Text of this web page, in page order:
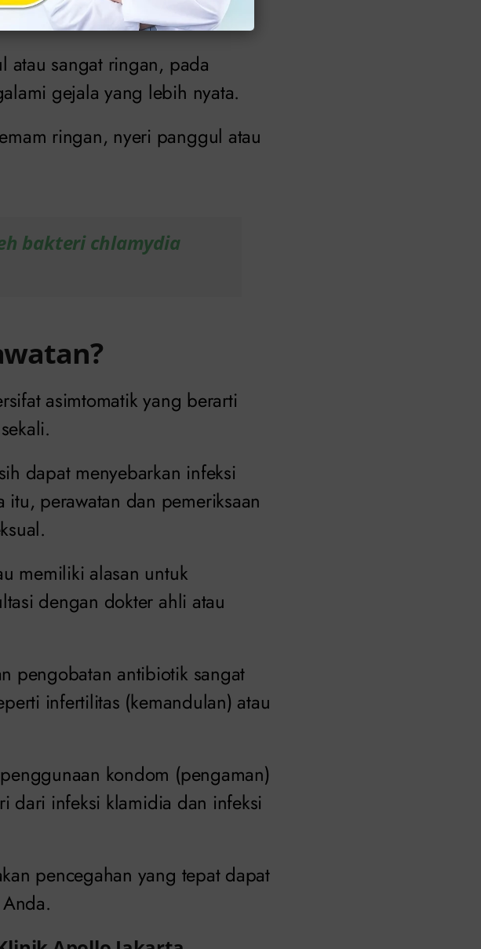
atau sangat ringan, pada
gejala yang lebih nyata.
ringan, nyeri panggul atau
bakteri chlamydia
asimtomatik yang berarti
dapat menyebarkan infeksi
perawatan dan pemeriksaan
memiliki alasan untuk
dengan dokter ahli atau
pengobatan antibiotik sangat
infertilitas (kemandulan) atau
kondom (pengaman)
dari infeksi klamidia dan infeksi
pencegahan yang tepat dapat